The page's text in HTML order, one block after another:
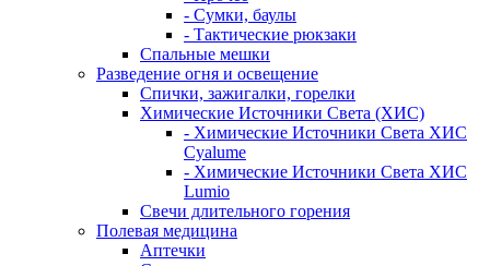
- Сумки, баулы
- Тактические рюкзаки
Спальные мешки
Разведение огня и освещение
Спички, зажигалки, горелки
Химические Источники Света (ХИС)
- Химические Источники Света ХИС
Cyalume
- Химические Источники Света ХИС
Lumio
Свечи длительного горения
Полевая медицина
Аптечки